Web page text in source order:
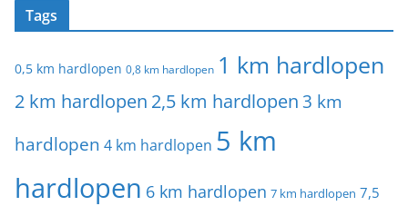
Tags
0,5 km hardlopen 0,8 km hardlopen 1 km hardlopen
2 km hardlopen 2,5 km hardlopen 3 km
hardlopen 4 km hardlopen 5 km
hardlopen 6 km hardlopen 7 km hardlopen 7,5